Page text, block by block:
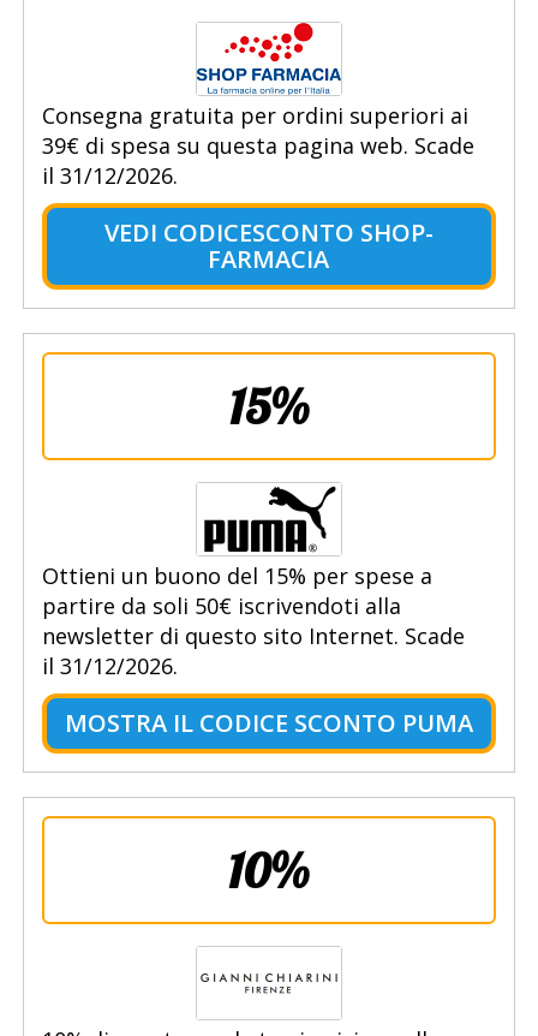
Consegna gratuita per ordini superiori ai
39€ di spesa su questa pagina web. Scade
il 31/12/2026.
VEDI CODICESCONTO SHOP-
FARMACIA
15%
Ottieni un buono del 15% per spese a
partire da soli 50€ iscrivendoti alla
newsletter di questo sito Internet. Scade
il 31/12/2026.
MOSTRA IL CODICE SCONTO PUMA
10%